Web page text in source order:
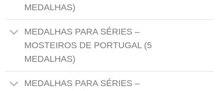
MEDALHAS)
MEDALHAS PARA SÉRIES –
MOSTEIROS DE PORTUGAL (5
MEDALHAS)
MEDALHAS PARA SÉRIES –